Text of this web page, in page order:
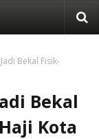
Bekal Fisik-
Bekal
Kota